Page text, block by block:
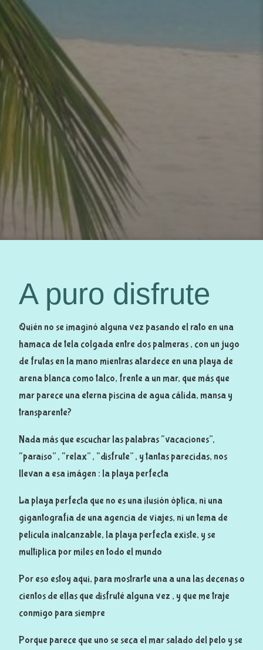
A puro disfrute
Quién no se imaginó alguna vez pasando el rato en una
hamaca de tela colgada entre dos palmeras , con un jugo
de frutas en la mano mientras atardece en una playa de
arena blanca como talco, frente a un mar, que más que
mar parece una eterna piscina de agua cálida, mansa y
transparente?
Nada más que escuchar las palabras “vacaciones”,
“paraíso” , “relax” , “disfrute” , y tantas parecidas, nos
llevan a esa imágen : la playa perfecta
La playa perfecta que no es una ilusión óptica, ni una
gigantografía de una agencia de viajes, ni un tema de
película inalcanzable, la playa perfecta existe, y se
multiplica por miles en todo el mundo
Por eso estoy aqui, para mostrarte una a una las decenas o
cientos de ellas que disfruté alguna vez , y que me traje
conmigo para siempre
Porque parece que uno se seca el mar salado del pelo y se